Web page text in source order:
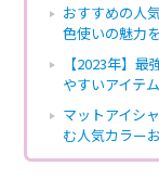
おすすめの人
色使いの魅力
【2023年】
やすいアイテ
マットアイシ
む人気カラー